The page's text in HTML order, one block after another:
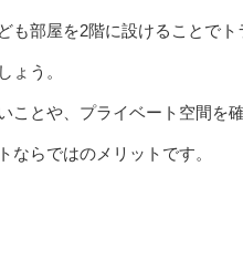
も部屋を2階に設けることでト
ょう。
ことや、プライベート空間を
ならではのメリットです。